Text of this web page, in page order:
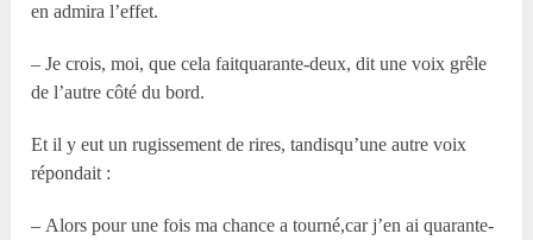
en admira l’effet.
– Je crois, moi, que cela faitquarante-deux, dit une voix grêle
de l’autre côté du bord.
Et il y eut un rugissement de rires, tandisqu’une autre voix
répondait :
– Alors pour une fois ma chance a tourné,car j’en ai quarante-